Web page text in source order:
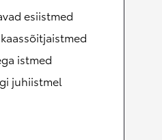
esiistmed
istmed
juhiistmel